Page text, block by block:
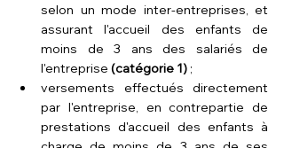
selon un mode inter-entreprises, et
assurant l'accueil des enfants de
moins de 3 ans des salariés de
l'entreprise (catégorie 1) ;
versements effectués directement
par l'entreprise, en contrepartie de
prestations d'accueil des enfants à